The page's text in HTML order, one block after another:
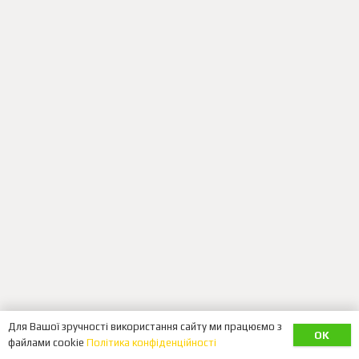
Для Вашої зручності використання сайту ми працюємо з
файлами cookie Політика конфіденційності
OK